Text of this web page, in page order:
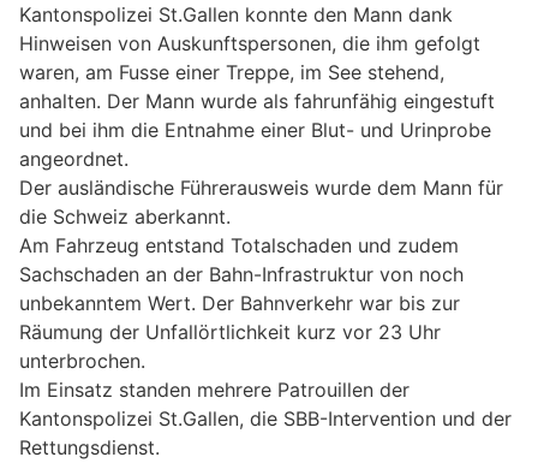
Kantonspolizei St.Gallen konnte den Mann dank
Hinweisen von Auskunftspersonen, die ihm gefolgt
waren, am Fusse einer Treppe, im See stehend,
anhalten. Der Mann wurde als fahrunfähig eingestuft
und bei ihm die Entnahme einer Blut- und Urinprobe
angeordnet.
Der ausländische Führerausweis wurde dem Mann für
die Schweiz aberkannt.
Am Fahrzeug entstand Totalschaden und zudem
Sachschaden an der Bahn-Infrastruktur von noch
unbekanntem Wert. Der Bahnverkehr war bis zur
Räumung der Unfallörtlichkeit kurz vor 23 Uhr
unterbrochen.
Im Einsatz standen mehrere Patrouillen der
Kantonspolizei St.Gallen, die SBB-Intervention und der
Rettungsdienst.